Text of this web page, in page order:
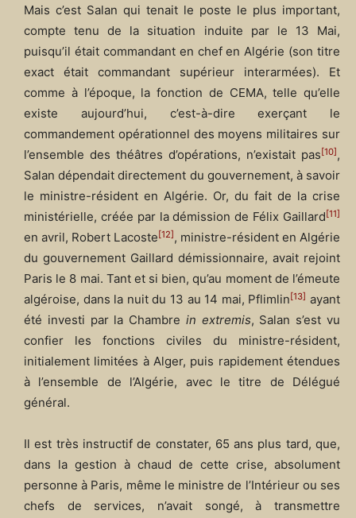
Mais c’est Salan qui tenait le poste le plus important,
compte tenu de la situation induite par le 13 Mai,
puisqu’il était commandant en chef en Algérie (son titre
exact était commandant supérieur interarmées). Et
comme à l’époque, la fonction de CEMA, telle qu’elle
existe aujourd’hui, c’est-à-dire exerçant le
commandement opérationnel des moyens militaires sur
l’ensemble des théâtres d’opérations, n’existait pas[10],
Salan dépendait directement du gouvernement, à savoir
le ministre-résident en Algérie. Or, du fait de la crise
ministérielle, créée par la démission de Félix Gaillard[11]
en avril, Robert Lacoste[12], ministre-résident en Algérie
du gouvernement Gaillard démissionnaire, avait rejoint
Paris le 8 mai. Tant et si bien, qu’au moment de l’émeute
algéroise, dans la nuit du 13 au 14 mai, Pflimlin[13] ayant
été investi par la Chambre in extremis, Salan s’est vu
confier les fonctions civiles du ministre-résident,
initialement limitées à Alger, puis rapidement étendues
à l’ensemble de l’Algérie, avec le titre de Délégué
général.
Il est très instructif de constater, 65 ans plus tard, que,
dans la gestion à chaud de cette crise, absolument
personne à Paris, même le ministre de l’Intérieur ou ses
chefs de services, n’avait songé, à transmettre